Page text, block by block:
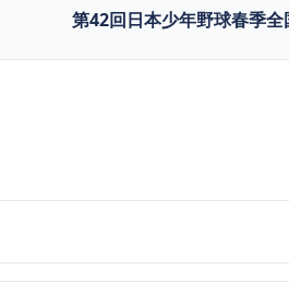
第42回日本少年野球春季